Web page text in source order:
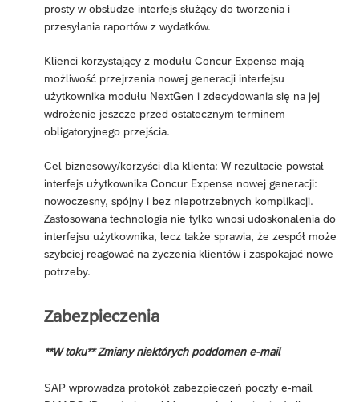
prosty w obsłudze interfejs służący do tworzenia i
przesyłania raportów z wydatków.
Klienci korzystający z modułu Concur Expense mają
możliwość przejrzenia nowej generacji interfejsu
użytkownika modułu NextGen i zdecydowania się na jej
wdrożenie jeszcze przed ostatecznym terminem
obligatoryjnego przejścia.
Cel biznesowy/korzyści dla klienta: W rezultacie powstał
interfejs użytkownika Concur Expense nowej generacji:
nowoczesny, spójny i bez niepotrzebnych komplikacji.
Zastosowana technologia nie tylko wnosi udoskonalenia do
interfejsu użytkownika, lecz także sprawia, że zespół może
szybciej reagować na życzenia klientów i zaspokajać nowe
potrzeby.
Zabezpieczenia
**W toku** Zmiany niektórych poddomen e-mail
SAP wprowadza protokół zabezpieczeń poczty e-mail